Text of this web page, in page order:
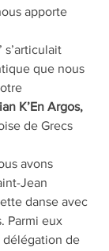
apporte
’ s’articulait
que nous
K’En Argos,
de Grecs
avons
Jean
danse avec
Parmi eux
de